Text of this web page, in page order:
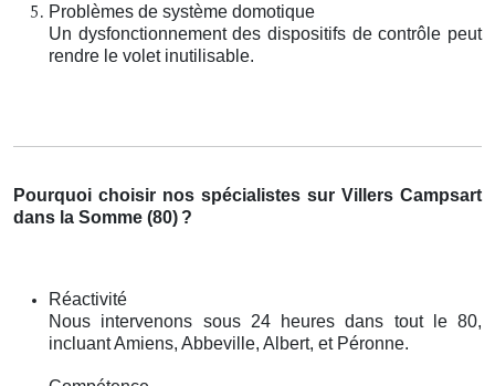
Problèmes de système domotique
Un dysfonctionnement des dispositifs de contrôle peut
rendre le volet inutilisable.
Pourquoi choisir nos spécialistes sur Villers Campsart
dans la Somme (80) ?
Réactivité
Nous intervenons sous 24 heures dans tout le 80,
incluant Amiens, Abbeville, Albert, et Péronne.